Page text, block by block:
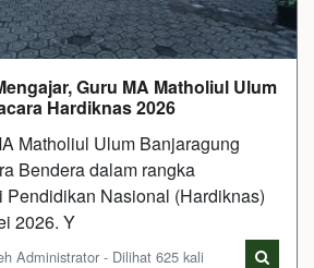
Guru MA Matholiul Ulum
Hardiknas 2026
Matholiul Ulum Banjaragung
Bendera dalam rangka
Pendidikan Nasional (Hardiknas)
2026. Y
Administrator - Dilihat 625 kali